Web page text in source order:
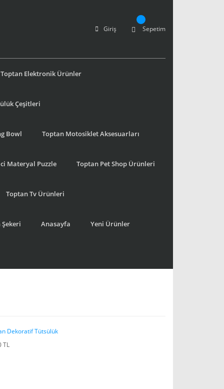
Giriş Sepetim
Toptan Elektronik Ürünler
Çeşitleri
Bowl Toptan Motosiklet Aksesuarları
Materyal Puzzle Toptan Pet Shop Ürünleri
Toptan Tv Ürünleri
Anasayfa Yeni Ürünler
Dekoratif Tütsülük
TL